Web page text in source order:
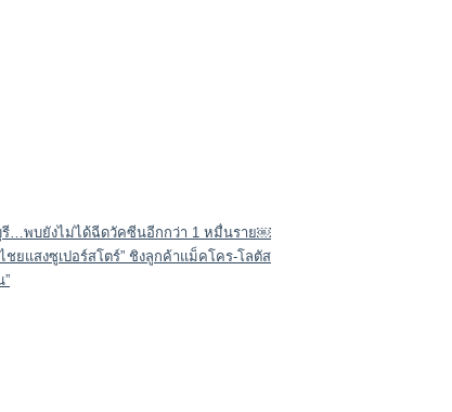
รี…พบยังไม่ได้ฉีดวัคซีนอีกกว่า 1 หมื่นราย￼
ยแสงซูเปอร์สโตร์” ชิงลูกค้าแม็คโคร-โลตัส